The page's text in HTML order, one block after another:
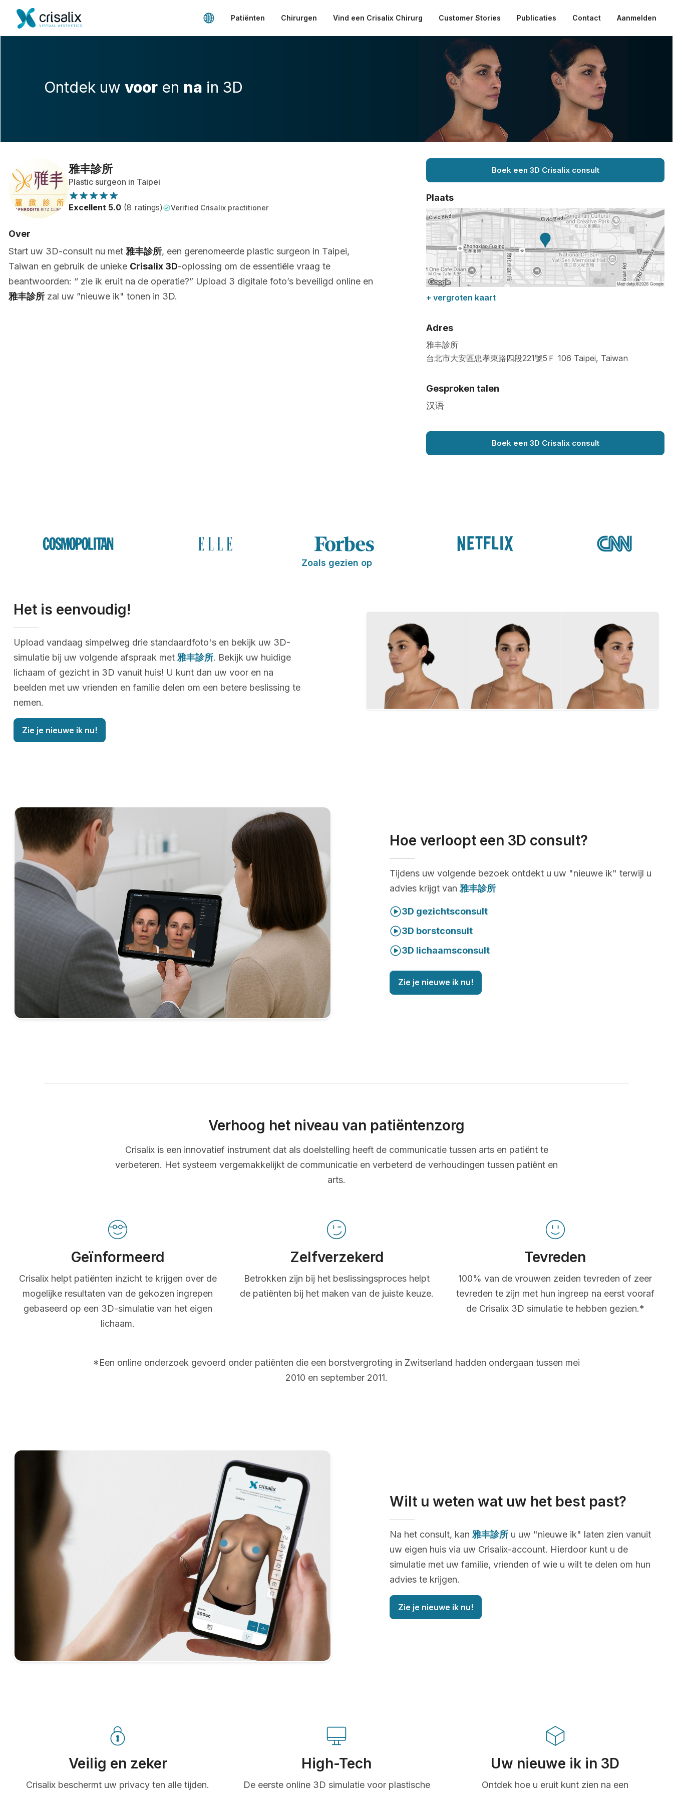
Patiënten Chirurgen Vind een Crisalix Chirurg Customer Stories Publicaties Contact Aanmelden
Ontdek uw voor en na in 3D
雅丰診所
Plastic surgeon in Taipei
Excellent 5.0 (8 ratings) Verified Crisalix practitioner
Over
Start uw 3D-consult nu met 雅丰診所, een gerenomeerde plastic surgeon in Taipei,
Taiwan en gebruik de unieke Crisalix 3D-oplossing om de essentiële vraag te
beantwoorden: “ zie ik eruit na de operatie?” Upload 3 digitale foto’s beveiligd online en
雅丰診所 zal uw ”nieuwe ik" tonen in 3D.
Boek een 3D Crisalix consult
Plaats
+ vergroten kaart
Adres
雅丰診所
台北市大安區忠孝東路四段221號5Ｆ 106 Taipei, Taiwan
Gesproken talen
汉语
Boek een 3D Crisalix consult
Zoals gezien op
Het is eenvoudig!
Upload vandaag simpelweg drie standaardfoto's en bekijk uw 3D-
simulatie bij uw volgende afspraak met 雅丰診所. Bekijk uw huidige
lichaam of gezicht in 3D vanuit huis! U kunt dan uw voor en na
beelden met uw vrienden en familie delen om een betere beslissing te
nemen.
Zie je nieuwe ik nu!
Hoe verloopt een 3D consult?
Tijdens uw volgende bezoek ontdekt u uw "nieuwe ik" terwijl u
advies krijgt van 雅丰診所
3D gezichtsconsult
3D borstconsult
3D lichaamsconsult
Zie je nieuwe ik nu!
Verhoog het niveau van patiëntenzorg
Crisalix is een innovatief instrument dat als doelstelling heeft de communicatie tussen arts en patiënt te
verbeteren. Het systeem vergemakkelijkt de communicatie en verbeterd de verhoudingen tussen patiënt en
arts.
Geïnformeerd
Crisalix helpt patiënten inzicht te krijgen over de
mogelijke resultaten van de gekozen ingrepen
gebaseerd op een 3D-simulatie van het eigen
lichaam.
Zelfverzekerd
Betrokken zijn bij het beslissingsproces helpt
de patiënten bij het maken van de juiste keuze.
Tevreden
100% van de vrouwen zeiden tevreden of zeer
tevreden te zijn met hun ingreep na eerst vooraf
de Crisalix 3D simulatie te hebben gezien.*
*Een online onderzoek gevoerd onder patiënten die een borstvergroting in Zwitserland hadden ondergaan tussen mei
2010 en september 2011.
Wilt u weten wat uw het best past?
Na het consult, kan 雅丰診所 u uw "nieuwe ik" laten zien vanuit
uw eigen huis via uw Crisalix-account. Hierdoor kunt u de
simulatie met uw familie, vrienden of wie u wilt te delen om hun
advies te krijgen.
Zie je nieuwe ik nu!
Veilig en zeker
Crisalix beschermt uw privacy ten alle tijden.
High-Tech
De eerste online 3D simulatie voor plastische
Uw nieuwe ik in 3D
Ontdek hoe u eruit kunt zien na een